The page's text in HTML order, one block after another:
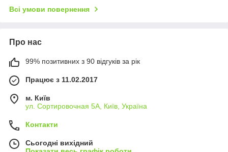
Всі умови повернення
Про нас
99% позитивних з 90 відгуків за рік
Працює з 11.02.2017
м. Київ
ул. Сортировочная 5А, Київ, Україна
Контакти
Сьогодні вихідний